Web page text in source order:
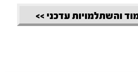
והשתלמויות עדכני >>